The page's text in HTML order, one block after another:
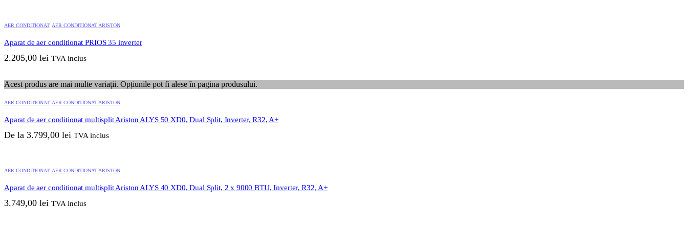
AER CONDITIONAT, AER CONDITIONAT ARISTON
Aparat de aer conditionat PRIOS 35 inverter
2.205,00 lei TVA inclus
Acest produs are mai multe variații. Opțiunile pot fi alese în pagina produsului.
AER CONDITIONAT, AER CONDITIONAT ARISTON
Aparat de aer conditionat multisplit Ariston ALYS 50 XD0, Dual Split, Inverter, R32, A+
De la 3.799,00 lei TVA inclus
AER CONDITIONAT, AER CONDITIONAT ARISTON
Aparat de aer conditionat multisplit Ariston ALYS 40 XD0, Dual Split, 2 x 9000 BTU, Inverter, R32, A+
3.749,00 lei TVA inclus